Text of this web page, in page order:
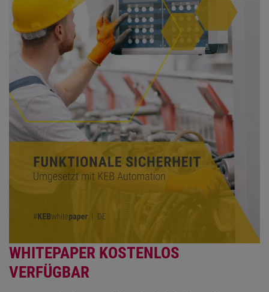
WHITEPAPER KOSTENLOS
VERFÜGBAR